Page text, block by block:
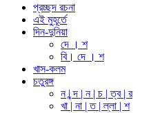
প্রচ্ছদ রচনা
এই মুহূর্তে
দিন-দুনিয়া
দে । শ
বি। দে । শ
খাস-কলম
চতুরঙ্গ
ন | ন্দ | ন | চ | ত্ব | র
খা | না | ত | ল্লা | শ